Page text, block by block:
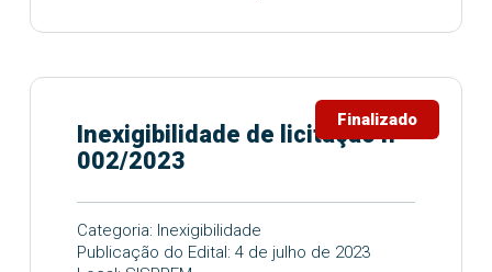
Inexigibilidade de licitação nº
002/2023
Categoria: Inexigibilidade
Publicação do Edital: 4 de julho de 2023
Finalizado